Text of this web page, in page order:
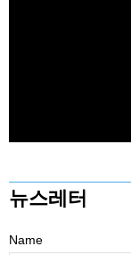
뉴스레터
Name